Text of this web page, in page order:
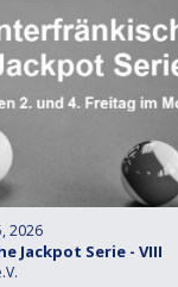
2026
Jackpot Serie - VIII